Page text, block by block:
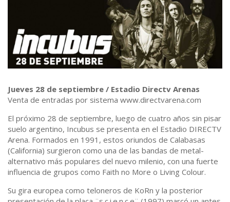
Jueves 28 de septiembre / Estadio Directv Arenas
Venta de entradas por sistema www.directvarena.com
El próximo 28 de septiembre, luego de cuatro años sin pisar
suelo argentino, Incubus se presenta en el Estadio DIRECTV
Arena. Formados en 1991, estos oriundos de Calabasas
(California) surgieron como una de las bandas de metal-
alternativo más populares del nuevo milenio, con una fuerte
influencia de grupos como Faith no More o Living Colour.
Su gira europea como teloneros de KoRn y la posterior